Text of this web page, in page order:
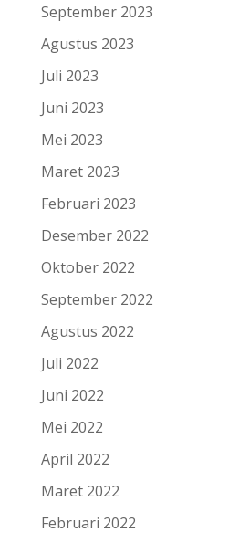
September 2023
Agustus 2023
Juli 2023
Juni 2023
Mei 2023
Maret 2023
Februari 2023
Desember 2022
Oktober 2022
September 2022
Agustus 2022
Juli 2022
Juni 2022
Mei 2022
April 2022
Maret 2022
Februari 2022